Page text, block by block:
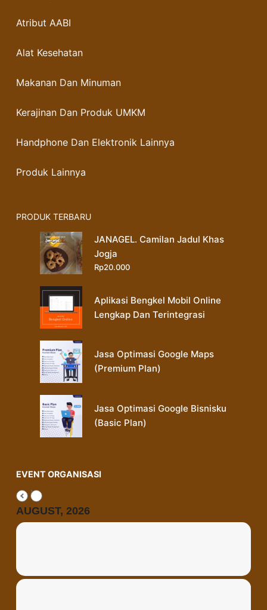
Atribut AABI
Alat Kesehatan
Makanan Dan Minuman
Kerajinan Dan Produk UMKM
Handphone Dan Elektronik Lainnya
Produk Lainnya
PRODUK TERBARU
JANAGEL. Camilan Jadul Khas
Jogja
Rp20.000
Aplikasi Bengkel Mobil Online
Lengkap Dan Terintegrasi
Jasa Optimasi Google Maps
(Premium Plan)
Jasa Optimasi Google Bisnisku
(Basic Plan)
EVENT ORGANISASI
AUGUST, 2026